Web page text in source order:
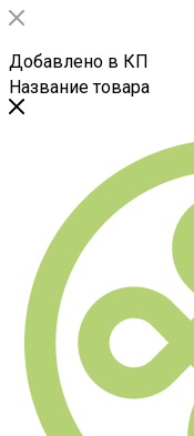
Добавлено в КП
Название товара